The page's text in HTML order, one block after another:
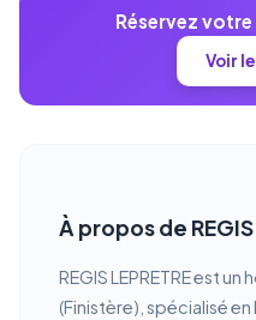
Réservez
Voir
À propos de REGIS
REGIS LEPRETRE est
(Finistère), spécialisé